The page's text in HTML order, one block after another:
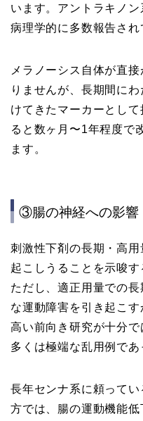
います。アントラキノ
病理学的に多数報告され
メラノーシス自体が直
りませんが、長期間に
けてきたマーカーとし
ると数ヶ月〜1年程度で
ます。
③腸の神経への影響
刺激性下剤の長期・高
起こしうることを示唆す
ただし、適正用量での
な運動障害を引き起こ
高い前向き研究が十分
多くは極端な乱用例であ
長年センナ系に頼って
方では、腸の運動機能